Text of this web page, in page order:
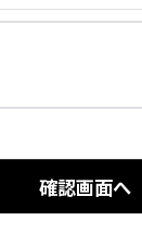
確認画面へ